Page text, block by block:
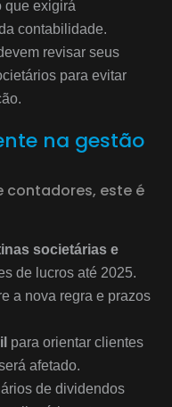
que exigirá
contabilidade.
revisar seus
para evitar
na gestão
contadores, este é
societárias e
de lucros até 2025.
a nova regra e prazos
para orientar clientes
afetado.
de dividendos